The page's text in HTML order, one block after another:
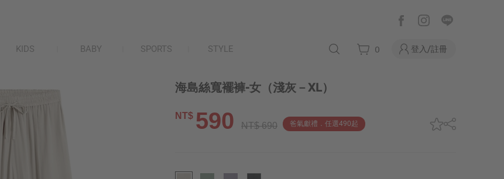
KIDS BABY SPORTS STYLE 0 登入/註冊
海島絲寬襬褲-女 （淺灰－XL）
NT$ 590 NT$ 690 爸氣獻禮．任選490起